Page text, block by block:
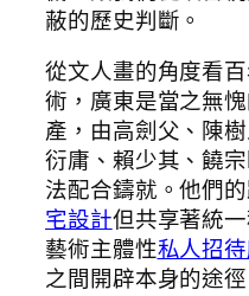
蔽的歷史判斷。
從文人畫的角度看
術，廣東是當之無
產，由高劍父、陳
衍庸、賴少其、饒
法配合鑄就。他們
宅設計但共享著統
藝術主體性私人招
之間開辟本身的途徑